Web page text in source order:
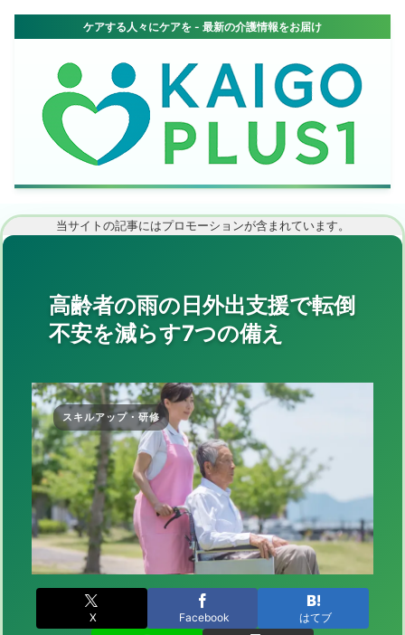
当サイトの記事にはプロモーションが含まれています。
高齢者の雨の日外出支援で転倒
不安を減らす7つの備え
スキルアップ・研修
X Facebook はてブ